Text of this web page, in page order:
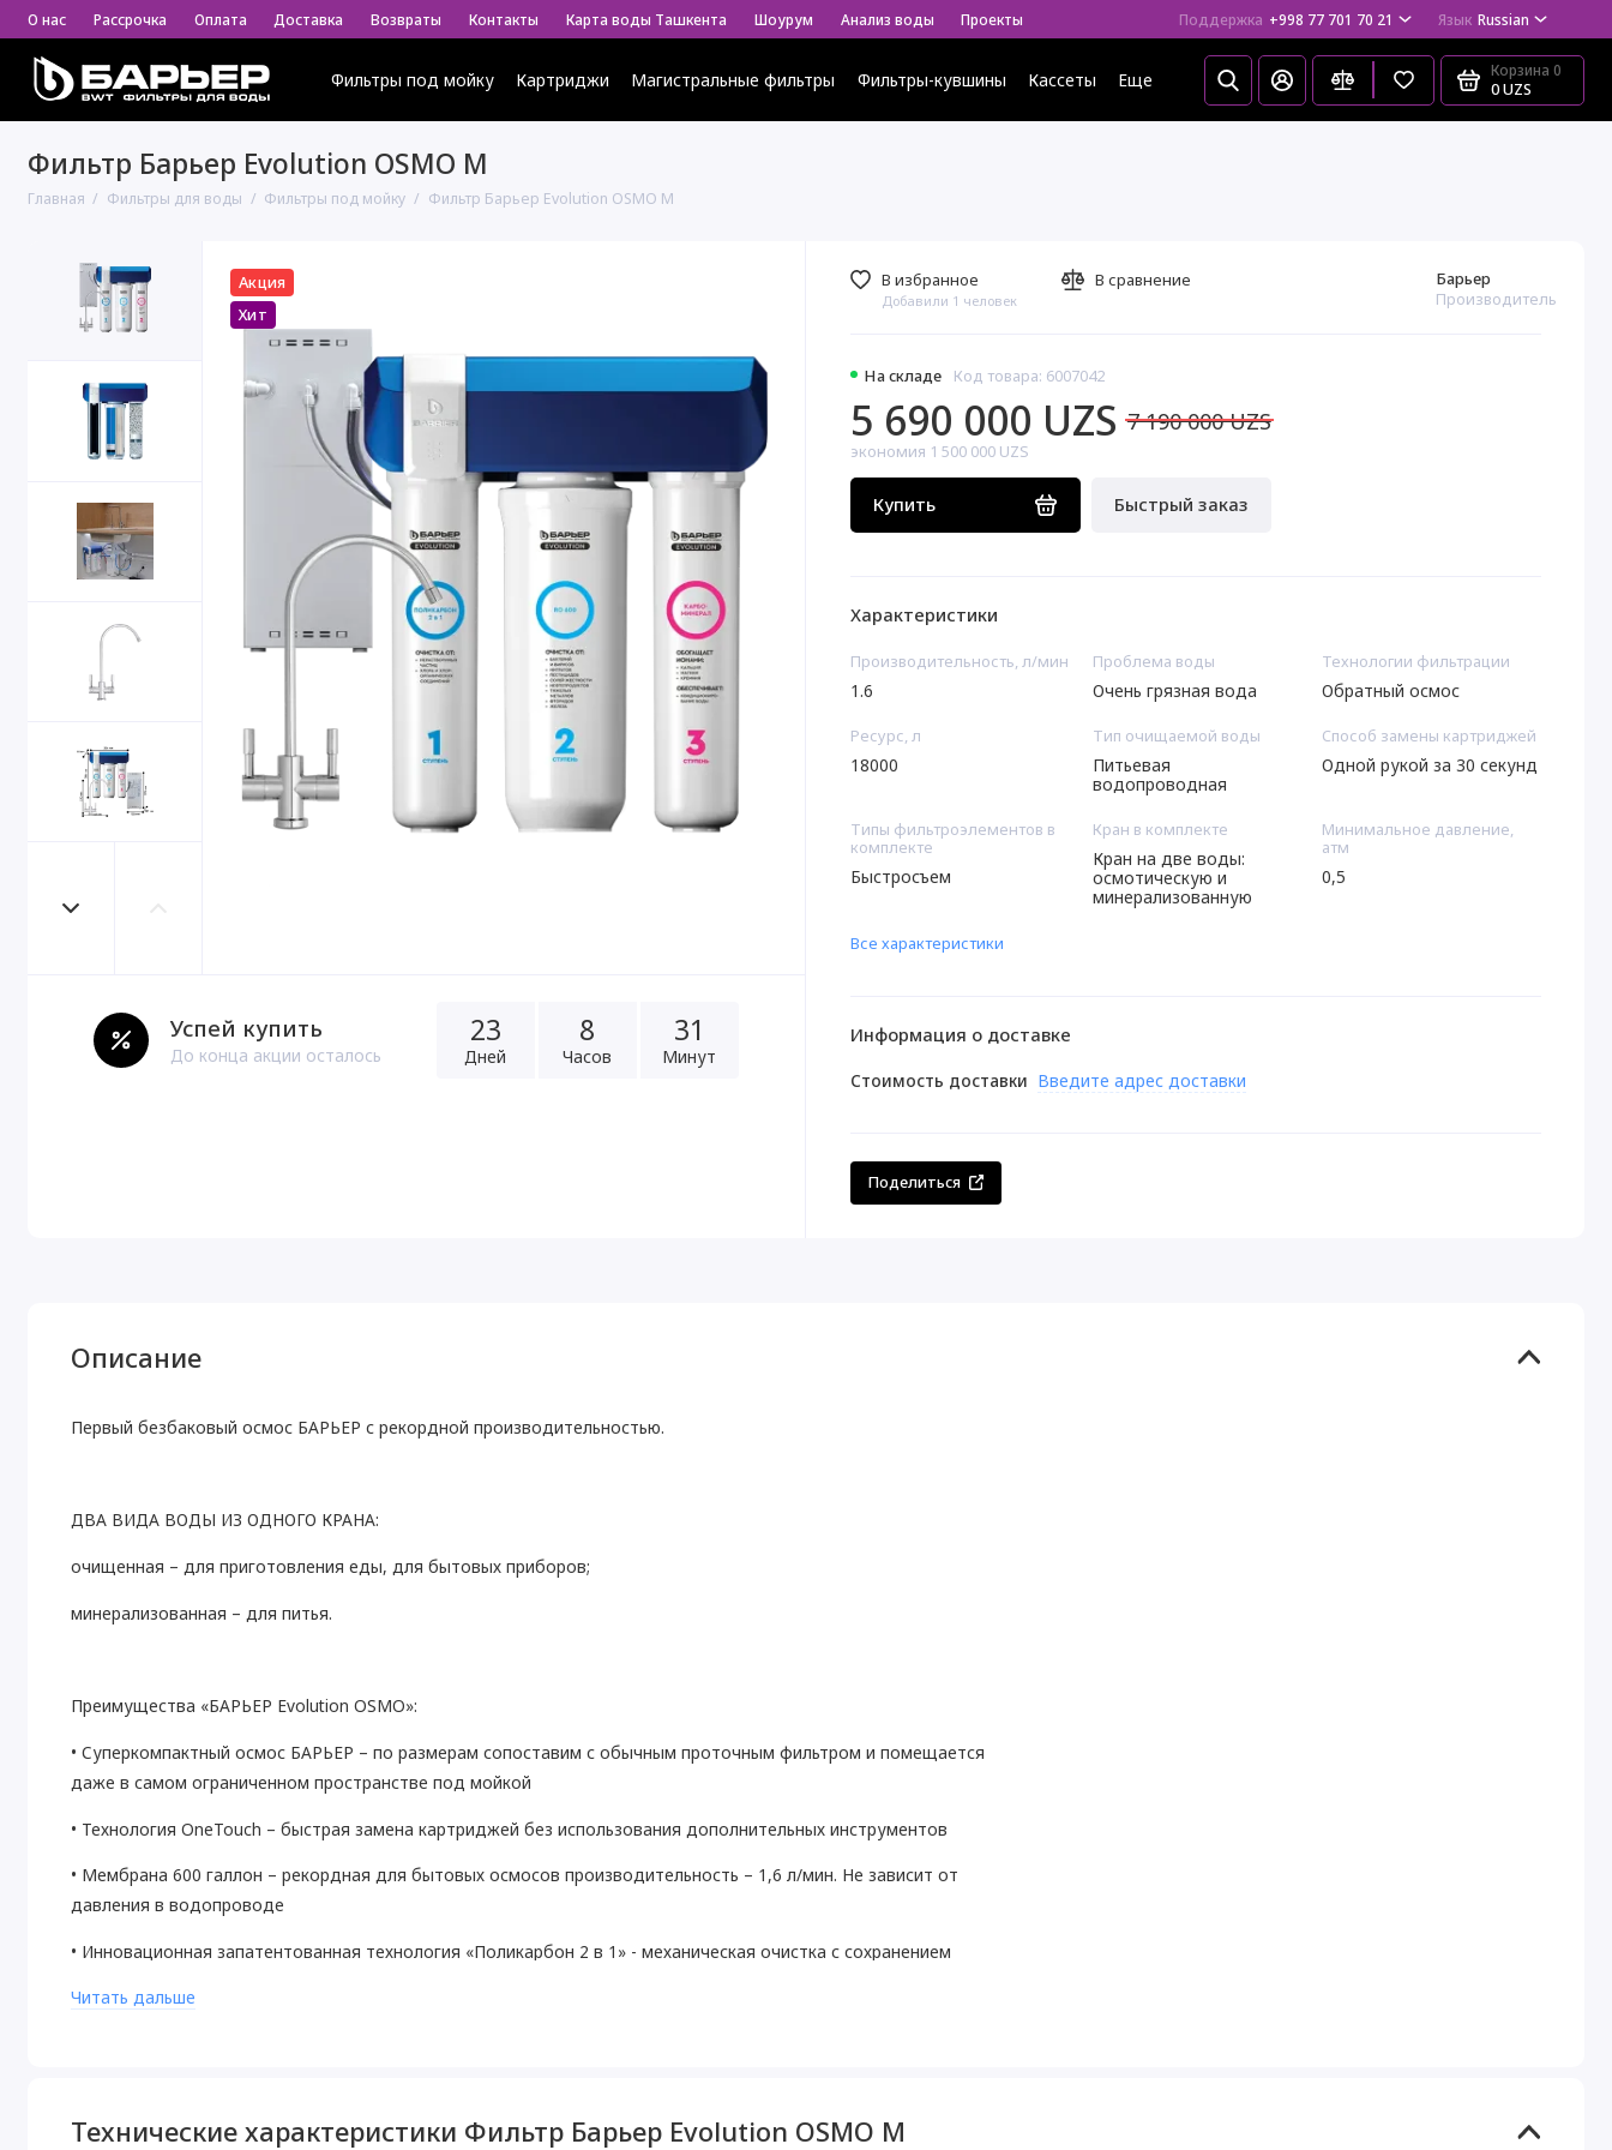
О нас Рассрочка Оплата Доставка Возвраты Контакты Карта воды Ташкента Шоурум Анализ воды Проекты Поддержка +998 77 701 70 21 Язык Russian
Фильтры под мойку Картриджи Магистральные фильтры Фильтры-кувшины Кассеты Еще Корзина 0
0 UZS
Фильтр Барьер Evolution OSMO M
Главная Фильтры для воды Фильтры под мойку Фильтр Барьер Evolution OSMO M
Акция
Хит
Успей купить
До конца акции осталось
23
Дней
8
Часов
31
Минут
На складе Код товара: 6007042
Барьер
Производитель
5 690 000 UZS 7 190 000 UZS
экономия 1 500 000 UZS
Купить Быстрый заказ
В избранное
Добавили 1 человек
В сравнение
Характеристики
Производительность, л/мин
1.6
Проблема воды
Очень грязная вода
Технологии фильтрации
Обратный осмос
Ресурс, л
18000
Тип очищаемой воды
Питьевая
водопроводная
Способ замены картриджей
Одной рукой за 30 секунд
Типы фильтроэлементов в
комплекте
Быстросъем
Кран в комплекте
Кран на две воды:
осмотическую и
минерализованную
Минимальное давление,
атм
0,5
Все характеристики
Информация о доставке
Стоимость доставки Введите адрес доставки
Поделиться
Описание
Первый безбаковый осмос БАРЬЕР с рекордной производительностью.
ДВА ВИДА ВОДЫ ИЗ ОДНОГО КРАНА:
очищенная – для приготовления еды, для бытовых приборов;
минерализованная – для питья.
Преимущества «БАРЬЕР Evolution OSMO»:
• Суперкомпактный осмос БАРЬЕР – по размерам сопоставим с обычным проточным фильтром и помещается
даже в самом ограниченном пространстве под мойкой
• Технология OneTouch – быстрая замена картриджей без использования дополнительных инструментов
• Мембрана 600 галлон – рекордная для бытовых осмосов производительность – 1,6 л/мин. Не зависит от
давления в водопроводе
• Инновационная запатентованная технология «Поликарбон 2 в 1» - механическая очистка с сохранением
• Уникальный кран на 2 воды в комплекте.
Читать дальше
Технические характеристики Фильтр Барьер Evolution OSMO M